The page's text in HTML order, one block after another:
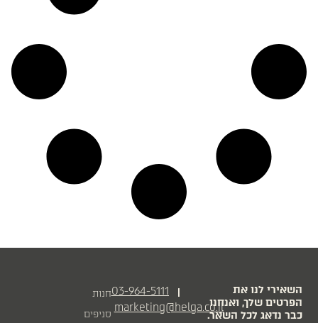
03-964-5111
marketing@helga.co.il
חנות
סניפים
לנו את
שלך, ואנחנו
לכל השאר.